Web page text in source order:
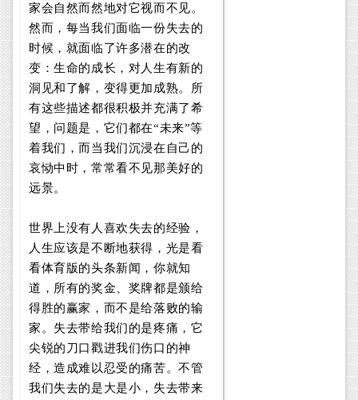
家会自然而然地对它视而不见。
然而，每当我们面临一份失去的
时候，就面临了许多潜在的改
变：生命的成长，对人生有新的
洞见和了解，变得更加成熟。所
有这些描述都很积极并充满了希
望，问题是，它们都在“未来”等
着我们，而当我们沉浸在自己的
哀恸中时，常常看不见那美好的
远景。
世界上没有人喜欢失去的经验，
人生应该是不断地获得，光是看
看体育版的头条新闻，你就知
道，所有的奖金、奖牌都是颁给
得胜的赢家，而不是给落败的输
家。失去带给我们的是疼痛，它
尖锐的刀口戳进我们伤口的神
经，造成难以忍受的痛苦。不管
我们失去的是大是小，失去带来